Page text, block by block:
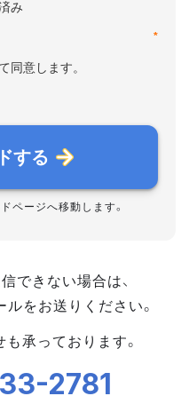
み
*
同意します。
する
ページへ移動します。
できない場合は、
ルをお送りください。
承っております。
2781